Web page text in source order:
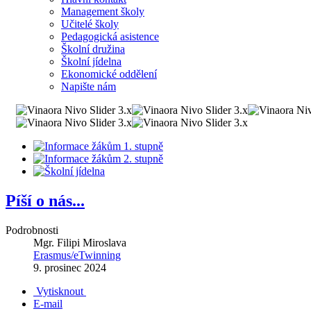
Management školy
Učitelé školy
Pedagogická asistence
Školní družina
Školní jídelna
Ekonomické oddělení
Napište nám
Píší o nás...
Podrobnosti
Mgr. Filipi Miroslava
Erasmus/eTwinning
9. prosinec 2024
Vytisknout
E-mail